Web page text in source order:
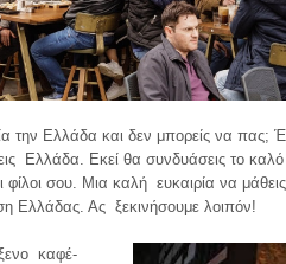
την Ελλάδα και δεν μπορείς να πας;
Ελλάδα. Εκεί θα συνδυάσεις το
φίλοι σου. Μια καλή ευκαιρία να
Ελλάδας. Ας ξεκινήσουμε λοιπόν!
καφέ-